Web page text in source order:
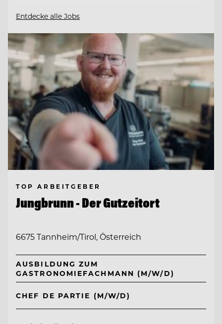
Entdecke alle Jobs
TOP ARBEITGEBER
Jungbrunn - Der Gutzeitort
6675 Tannheim/Tirol, Österreich
AUSBILDUNG ZUM
GASTRONOMIEFACHMANN (M/W/D)
CHEF DE PARTIE (M/W/D)